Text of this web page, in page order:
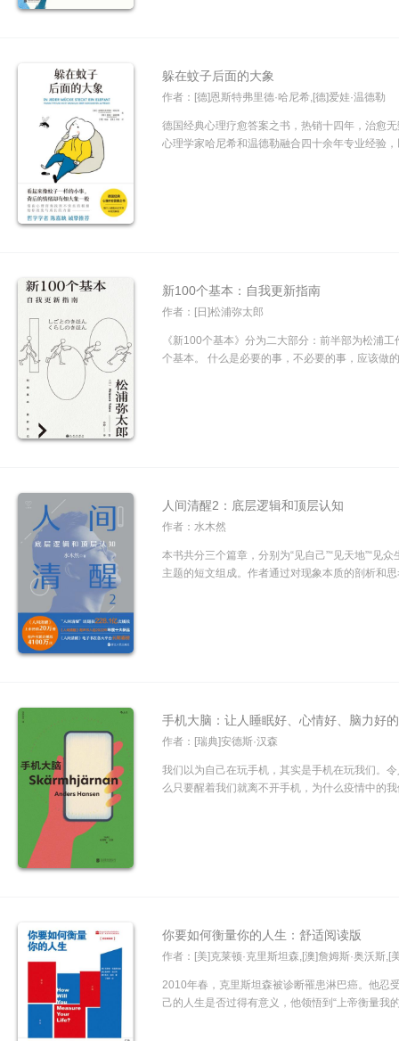
躲在蚊子后面的大象
作者：[德]恩斯特弗里德·哈尼希,[德]爱娃·温德勒
德国经典心理疗愈答案之书，热销十四年，治愈
心理学家哈尼希和温德勒融合四十余年专业经验
新100个基本：自我更新指南
作者：[日]松浦弥太郎
《新100个基本》分为二大部分：前半部为松浦
个基本。 什么是必要的事，不必要的事，应该做
人间清醒2：底层逻辑和顶层认知
作者：水木然
本书共分三个篇章，分别为“见自己”“见天地”“见
主题的短文组成。作者通过对现象本质的剖析和
手机大脑：让人睡眠好、心情好、脑力好
作者：[瑞典]安德斯·汉森
我们以为自己在玩手机，其实是手机在玩我们。
么只要醒着我们就离不开手机，为什么疫情中的
你要如何衡量你的人生：舒适阅读版
作者：[美]克莱顿·克里斯坦森,[澳]詹姆斯·奥沃斯,[
2010年春，克里斯坦森被诊断罹患淋巴癌。他忍
己的人生是否过得有意义，他领悟到“上帝衡量我